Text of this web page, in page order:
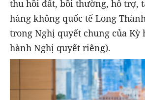
thu hồi đất, bồi thường, hỗ trợ,
hàng không quốc tế Long
trong Nghị quyết chung của Kỳ
hành Nghị quyết riêng).